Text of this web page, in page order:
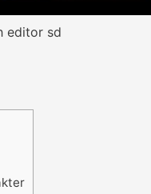
editor sd